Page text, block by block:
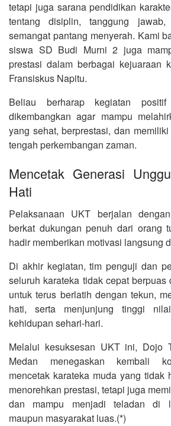
tetapi juga sarana pendidikan
tentang disiplin, tanggung
semangat pantang menyerah. Kami
siswa SD Budi Murni 2 juga
prestasi dalam berbagai kejuaraan
Fransiskus Napitu.
Beliau berharap kegiatan
dikembangkan agar mampu
yang sehat, berprestasi, dan
tengah perkembangan zaman.
Mencetak Generasi
Hati
Pelaksanaan UKT berjalan
berkat dukungan penuh dari orang
hadir memberikan motivasi langsung
Di akhir kegiatan, tim penguji dan
seluruh karateka tidak cepat berpuas
untuk terus berlatih dengan tekun,
hati, serta menjunjung tinggi
kehidupan sehari-hari.
Melalui kesuksesan UKT ini, Dojo
Medan menegaskan kembali
mencetak karateka muda yang tidak
menorehkan prestasi, tetapi juga
dan mampu menjadi teladan di
maupun masyarakat luas.(*)